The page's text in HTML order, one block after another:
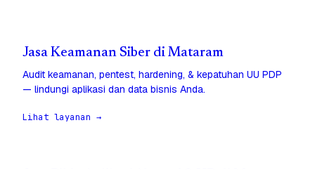
Jasa Keamanan Siber di Mataram
Audit keamanan, pentest, hardening, & kepatuhan UU PDP
— lindungi aplikasi dan data bisnis Anda.
Lihat layanan →